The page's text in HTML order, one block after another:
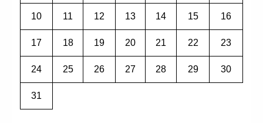
10 11 12 13 14 15 16
17 18 19 20 21 22 23
24 25 26 27 28 29 30
31